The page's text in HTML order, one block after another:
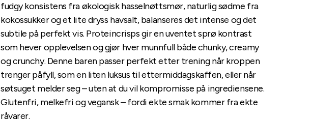
fudgy konsistens fra økologisk hasselnøttsmør, naturlig sødme fra
kokossukker og et lite dryss havsalt, balanseres det intense og det
subtile på perfekt vis. Proteincrisps gir en uventet sprø kontrast
som hever opplevelsen og gjør hver munnfull både chunky, creamy
og crunchy. Denne baren passer perfekt etter trening når kroppen
trenger påfyll, som en liten luksus til ettermiddagskaffen, eller når
søtsuget melder seg – uten at du vil kompromisse på ingrediensene.
Glutenfri, melkefri og vegansk – fordi ekte smak kommer fra ekte
råvarer.